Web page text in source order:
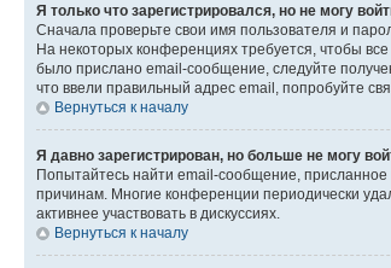
Я только что зарегистрировался, но не могу
Сначала проверьте свои имя пользователя и
На некоторых конференциях требуется, чтобы
было прислано email-сообщение, следуйте
что ввели правильный адрес email, попробуйте
Вернуться к началу
Я давно зарегистрирован, но больше не могу
Попытайтесь найти email-сообщение, присланное
причинам. Многие конференции периодически
активнее участвовать в дискуссиях.
Вернуться к началу